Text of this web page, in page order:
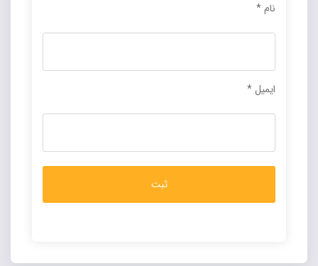
نام*
ایمیل*